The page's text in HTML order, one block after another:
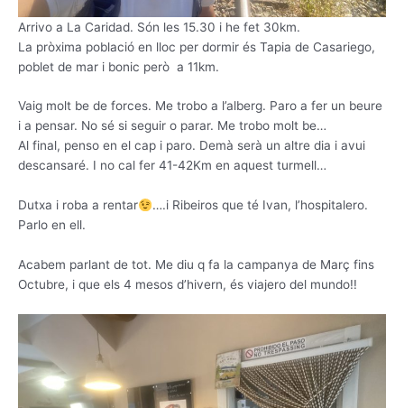
Arrivo a La Caridad. Són les 15.30 i he fet 30km.
La pròxima població en lloc per dormir és Tapia de Casariego,
poblet de mar i bonic però a 11km.
Vaig molt be de forces. Me trobo a l’alberg. Paro a fer un beure
i a pensar. No sé si seguir o parar. Me trobo molt be…
Al final, penso en el cap i paro. Demà serà un altre dia i avui
descansaré. I no cal fer 41-42Km en aquest turmell…
Dutxa i roba a rentar
….i Ribeiros que té Ivan, l’hospitalero.
Parlo en ell.
Acabem parlant de tot. Me diu q fa la campanya de Març fins
Octubre, i que els 4 mesos d’hivern, és viajero del mundo!!